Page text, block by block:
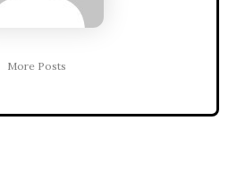
More Posts